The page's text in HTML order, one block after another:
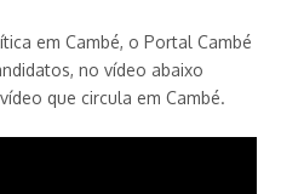
em Cambé, o Portal Cambé
no vídeo abaixo
que circula em Cambé.